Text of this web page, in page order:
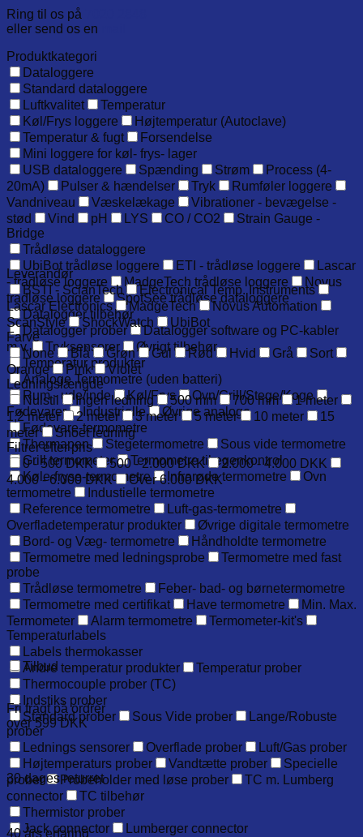
Ring til os på
eller send os en
Produktkategori
Dataloggere
Standard dataloggere
Luftkvalitet
Temperatur
Køl/Frys loggere
Højtemperatur (Autoclave)
Temperatur & fugt
Forsendelse
Mini loggere for køl- frys- lager
USB dataloggere
Spænding Strøm
Process (4-
20mA)
Pulser & hændelser Tryk
Rumføler loggere
Vandniveau
Væskelækage
Vibrationer - bevægelse -
stød
Vind pH LYS CO / CO2
Strain Gauge -
Bridge
Trådløse dataloggere
UbiBot trådløse loggere
ETI - trådløse loggere
Lascar
- trådløse loggere
MadgeTech trådløse loggere
Novus
trådløse loggere
SpotSee trådløse dataloggere
Datalogger tilbehør
Datalogger prober
Datalogger software og PC-kabler
m.v.
Tryksensorer
Øvrigt tilbehør
Temperatur produkter
Analoge Termometre (uden batteri)
Rum - ude/inde
Køl/Frys
Ovn/Grill/Stege/Koge
Fødevarer
Industrielle
Øvrige analoge
Fødevare-termometre
Thermapen
Stegetermometre
Sous vide termometre
Grill termometer
Termometre til egenkontrol
Køle-fryse-termometre
Infrarøde termometre
Ovn
termometre
Industielle termometre
Reference termometre
Luft-gas-termometre
Overfladetemperatur produkter
Øvrige digitale termometre
Bord- og Væg- termometre
Håndholdte termometre
Termometre med ledningsprobe
Termometre med fast
probe
Trådløse termometre
Feber- bad- og børnetermometre
Termometre med certifikat
Have termometre
Min. Max.
Termometer
Alarm termometre
Termometer-kit's
Temperaturlabels
Labels thermokasser
Andre temperatur produkter
Temperatur prober
Thermocouple prober (TC)
Indstiks prober
Standard prober
Sous Vide prober
Lange/Robuste
prober
Lednings sensorer
Overflade prober
Luft/Gas prober
Højtemperaturs prober
Vandtætte prober
Specielle
prober
Probeholder med løse prober
TC m. Lumberg
connector
TC tilbehør
Thermistor prober
Jack connector
Lumberger connector
Leverandør
BSTI - ScianTech
Electronical Temp. Instruments
Lascar Electronics
MadgeTech
Novus Automation
ScanStyle
ShockWatch
UbiBot
Farve
None
Blå Grøn Gul Rød Hvid Grå
Sort
Orange
Pink
Violet
Ledningslængde
Nulstil
Ingen ledning 500 mm 700 mm
1 meter
1,2 meter
2 meter 3 meter 5 meter 10 meter
15
meter
Snoet ledning
Filtrer efter pris
0 - 500 DKK
500 - 2.000 DKK
2.000 - 4.000 DKK
4.000 - 6.000 DKK
Over 6.000 DKK
Tilbud
Fri fragt på ordrer
over 599 DKK
30 dages returret
40 års erfaring